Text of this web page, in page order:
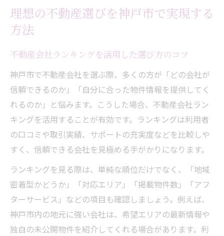
神戸R不動産など注目サイトの特徴と違い
め方
複数の不動産サイトを比較して活用する具
体策
神戸市不動産会社一覧の使い方と賢い選び
方
レトロ物件や新築不動産の最新情報を得る
不動産賃貸と売買サイトの違いと使い分け
ポイント
おすすめ不動産屋を見極めるための評価基
準
理想の不動産選びを神戸市で実現する
方法
不動産会社ランキングを活用した選び方のコツ
神戸市で不動産会社を選ぶ際、多くの方が「どの会社が
信頼できるのか」「自分に合った物件情報を提供してく
れるのか」と悩みます。こうした場合、不動産会社ラン
キングを活用することが有効です。ランキングは利用者
の口コミや取引実績、サポートの充実度などを比較しや
すく、信頼できる会社を見極める手がかりになります。
ランキングを見る際は、単純な順位だけでなく、「地域
密着型かどうか」「対応エリア」「掲載物件数」「アフ
ターサービス」などの項目も確認しましょう。例えば、
神戸市内の地元に強い会社は、希望エリアの最新情報や
独自の未公開物件を紹介してくれる場合があります。利